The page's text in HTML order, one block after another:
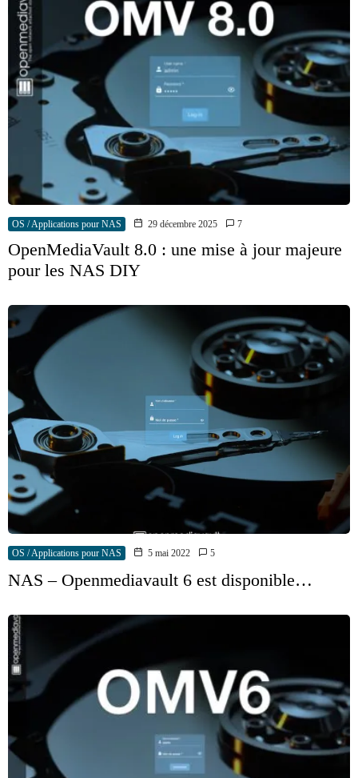
OS / Applications pour NAS 29 décembre 2025 7
OpenMediaVault 8.0 : une mise à jour majeure
pour les NAS DIY
OS / Applications pour NAS 5 mai 2022 5
NAS – Openmediavault 6 est disponible…